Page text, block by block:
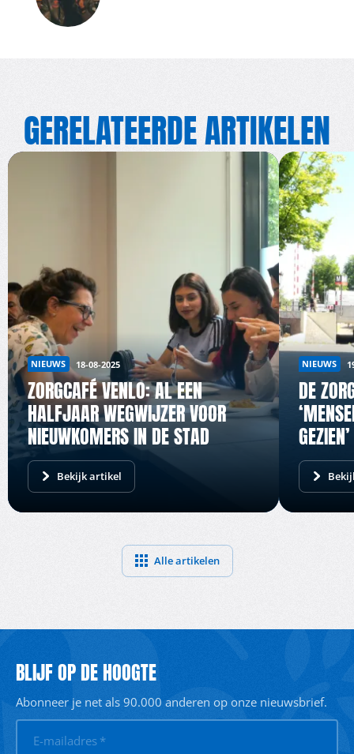
GERELATEERDE ARTIKELEN
NIEUWS 18-08-2025
ZORGCAFÉ VENLO: AL EEN
HALFJAAR WEGWIJZER VOOR
NIEUWKOMERS IN DE STAD
Bekijk artikel
NIEUWS
DE
GEZIEN’
Alle artikelen
BLIJF OP DE HOOGTE
Abonneer je net als 90.000 anderen op onze nieuwsbrief.
E-mailadres *